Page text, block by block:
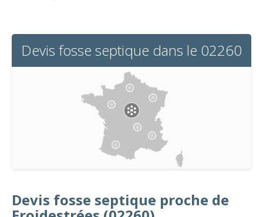
Devis fosse septique dans le 02260
Devis fosse septique proche de